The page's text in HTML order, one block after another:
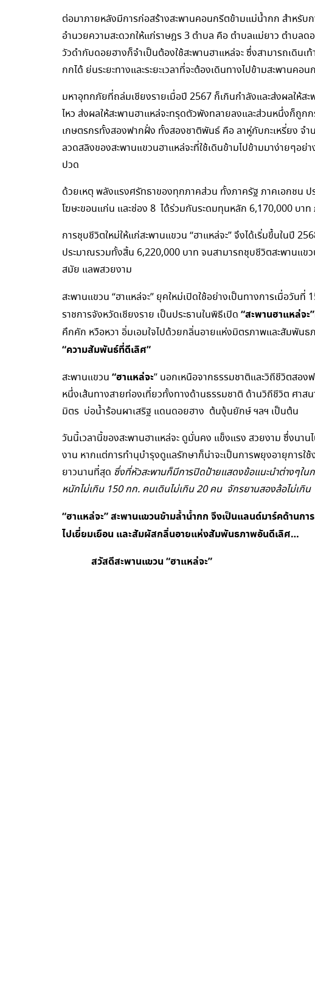
ต่อมาภายหลังมีการก่อสร้างสะพานคอนกรีตข้ามแม่น้ำกก สำหรับ
อำนวยความสะดวกให้แก่ราษฎร 3 ตำบล คือ ตำบลแม่ยาว ตำบล
วัวดำกับดอยฮางก็จำเป็นต้องใช้สะพานฮาแหล่จะ ซึ่งสามารถเดินเ
กกได้ ย่นระยะทางและระยะเวลาที่จะต้องเดินทางไปข้ามสะพานค
มหาอุทกภัยที่ถล่มเชียงรายเมื่อปี 2567 ก็เกินกำลังและส่งผลให้ส
ไหว ส่งผลให้สะพานฮาแหล่จะทรุดตัวพังทลายลงและส่วนหนึ่งก็ถูก
เกษตรกรทั้งสองฟากฝั่ง ทั้งสองชาติพันธ์ คือ ลาหู่กับกะเหรี่ยง จำ
ลวดสลิงของสะพานแขวนฮาแหล่จะที่ใช้เดินข้ามไปข้ามมาง่ายๆอ
ปวด
ด้วยเหตุ พลังแรงศรัทธาของทุกภาคส่วน ทั้งภาครัฐ ภาคเอกชน ป
โฆษะขอนแก่น และช่อง 8 ได้ร่วมกันระดมทุนหลัก 6,170,000 บา
การชุบชีวิตใหม่ให้แก่สะพานแขวน “ฮาแหล่จะ” จึงได้เริ่มขึ้นในปี
ประมาณรวมทั้งสิ้น 6,220,000 บาท จนสามารถชุบชีวิตสะพานแข
สมัย แลพสวยงาม
สะพานแขวน “ฮาแหล่จะ” ยุคใหม่เปิดใช้อย่างเป็นทางการเมื่อวัน
ราชการจังหวัดเชียงราย เป็นประธานในพิธีเปิด “สะพานฮาแหล่จะ”
คึกคัก หวือหวา อิ่มเอมใจไปด้วยกลิ่นอายแห่งมิตรภาพและสัมพันธ
“ความสัมพันธ์ที่ดีเลิศ”
สะพานแขวน “ฮาแหล่จะ” นอกเหนือจากธรรมชาติและวิถีชีวิตสอง
หนึ่งเส้นทางสายท่องเที่ยวทั้งทางด้านธรรมชาติ ด้านวิถีชีวิต ศาส
มิตร บ่อน้ำร้อนผาเสริฐ แดนดอยฮาง ต้นงุ้นยักษ์ ฯลฯ เป็นต้น
วันนี้เวลานี้ของสะพานฮาแหล่จะ ดูมั่นคง แข็งแรง สวยงาม ซึ่งนาน
งาน หากแต่การทำนุบำรุงดูแลรักษาก็น่าจะเป็นการพยุงอายุการ
ยาวนานที่สุด ซึ่งที่หัวสะพานก็มีการปิดป้ายแสดงข้อแนะนำต่างๆใน
หนักไม่เกิน 150 กก. คนเดินไม่เกิน 20 คน จักรยานสองล้อไม่เกิน
“ฮาแหล่จะ”สะพานแขวนข้ามล้ำน้ำกก จึงเป็นแลนด์มาร์คด้านก
ไปเยี่ยมเยือน และสัมผัสกลิ่นอายแห่งสัมพันธภาพอันดีเลิศ…
สวัสดีสะพานแขวน “ฮาแหล่จะ”